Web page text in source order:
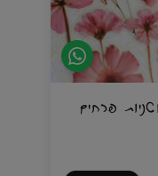
בוטניות פרחים